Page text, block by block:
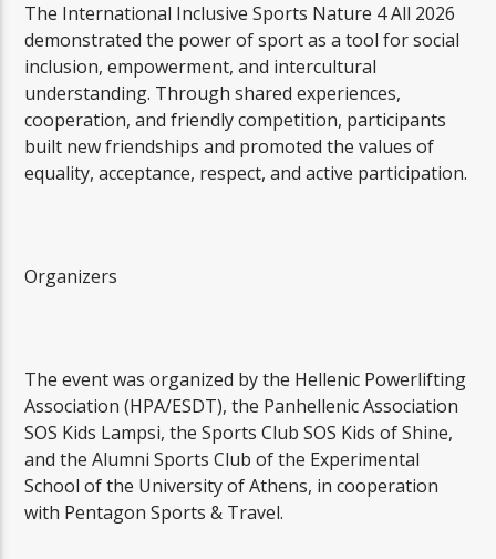
The International Inclusive Sports Nature 4 All 2026
demonstrated the power of sport as a tool for social
inclusion, empowerment, and intercultural
understanding. Through shared experiences,
cooperation, and friendly competition, participants
built new friendships and promoted the values of
equality, acceptance, respect, and active participation.
Organizers
The event was organized by the Hellenic Powerlifting
Association (HPA/ESDT), the Panhellenic Association
SOS Kids Lampsi, the Sports Club SOS Kids of Shine,
and the Alumni Sports Club of the Experimental
School of the University of Athens, in cooperation
with Pentagon Sports & Travel.